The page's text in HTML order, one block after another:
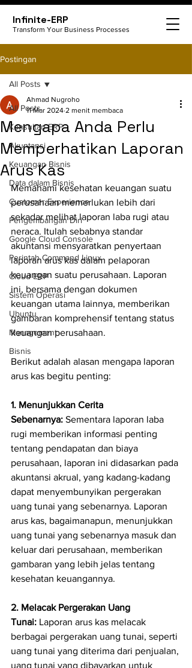
Infinite-ERP
Transform Your Business Processes
Postingan
All Posts
Konsultan ERP
Akuntansi
Keuangan Bisnis
Data dalam Bisnis
Customer Experience
Pengembangan Diri
Google Cloud Console
Perintah Command Linux
Cloud ERP
Sistem Operasi
Ubuntu
Management
Bisnis
All Posts
Mengapa Anda Perlu
Memperhatikan Laporan
Arus Kas
Ahmad Nugroho
11 Mar 2024 2 menit membaca
Memahami kesehatan keuangan suatu
perusahaan memerlukan lebih dari
sekadar melihat laporan laba rugi atau
neraca. Itulah sebabnya standar
akuntansi mensyaratkan penyertaan
laporan arus kas dalam pelaporan
keuangan suatu perusahaan. Laporan
ini, bersama dengan dokumen
keuangan utama lainnya, memberikan
gambaran komprehensif tentang status
keuangan perusahaan.
Berikut adalah alasan mengapa laporan
arus kas begitu penting:
1. Menunjukkan Cerita
Sebenarnya: Sementara laporan laba
rugi memberikan informasi penting
tentang pendapatan dan biaya
perusahaan, laporan ini didasarkan pada
akuntansi akrual, yang kadang-kadang
dapat menyembunyikan pergerakan
uang tunai yang sebenarnya. Laporan
arus kas, bagaimanapun, menunjukkan
uang tunai yang sebenarnya masuk dan
keluar dari perusahaan, memberikan
gambaran yang lebih jelas tentang
kesehatan keuangannya.
2. Melacak Pergerakan Uang
Tunai: Laporan arus kas melacak
berbagai pergerakan uang tunai, seperti
uang tunai yang diterima dari penjualan,
uang tunai yang dibayarkan untuk